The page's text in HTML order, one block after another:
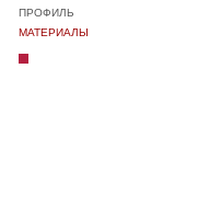
ПРОФИЛЬ
МАТЕРИАЛЫ